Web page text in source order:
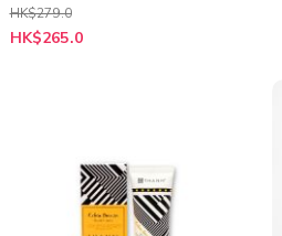
HK$279.0
特
殊
HK$265.0